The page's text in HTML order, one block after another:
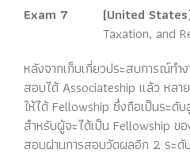
Exam 7
(United
Taxation, and
หลังจากเก็บเกี่ยวประสบการณ์ท
สอบได้ Associateship แล้ว หล
ให้ได้ Fellowship ซึ่งถือเป็นระดั
สำหรับผู้จะได้เป็น Fellowship ข
สอบผ่านการสอบวัดผลอีก 2 ระดั